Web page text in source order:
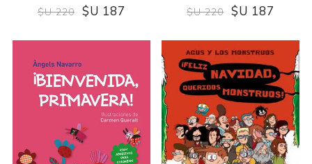
$U 220 $U 187
$U 220 $U 187